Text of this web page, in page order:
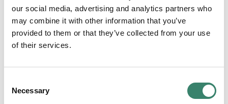
our social media, advertising and analytics partners who
may combine it with other information that you’ve
provided to them or that they’ve collected from your use
of their services.
Necessary
Våra konsulter ges bästa förutsättningar för att
stanna i yrket med goda villkor, flexibilitet och
trygghet.
och tillhandahålla vård och omsorg i linje med sina